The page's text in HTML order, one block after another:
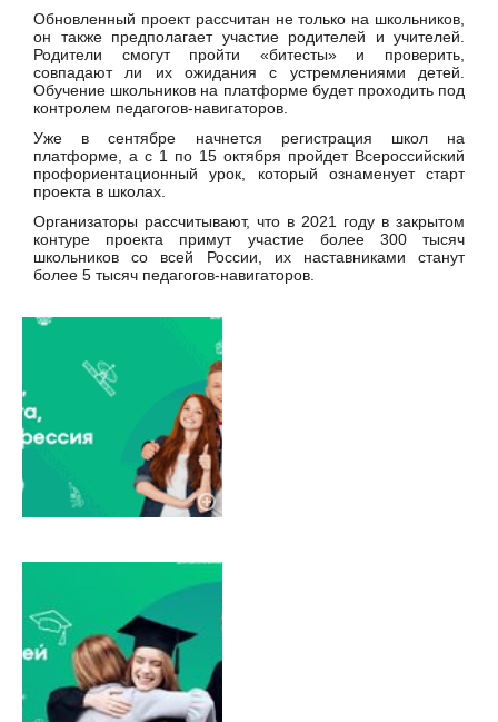
Обновленный проект рассчитан не только на школьников,
он также предполагает участие родителей и учителей.
Родители смогут пройти «битесты» и проверить,
совпадают ли их ожидания с устремлениями детей.
Обучение школьников на платформе будет проходить под
контролем педагогов-навигаторов.
Уже в сентябре начнется регистрация школ на
платформе, а с 1 по 15 октября пройдет Всероссийский
профориентационный урок, который ознаменует старт
проекта в школах.
Организаторы рассчитывают, что в 2021 году в закрытом
контуре проекта примут участие более 300 тысяч
школьников со всей России, их наставниками станут
более 5 тысяч педагогов-навигаторов.